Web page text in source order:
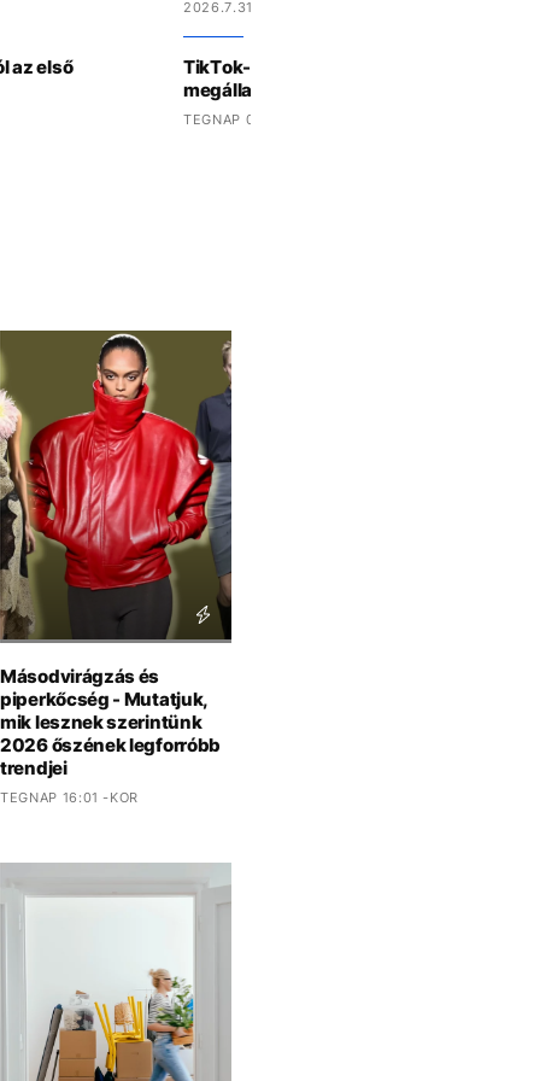
az első
2026.7.31 11:23
TikTok-videók érkeznek a Disney+-ra
megállapodás részeként
TEGNAP 09:32 -KOR
Másodvirágzás és
piperkőcség - Mutatjuk,
mik lesznek szerintünk
2026 őszének legforróbb
trendjei
TEGNAP 16:01 -KOR